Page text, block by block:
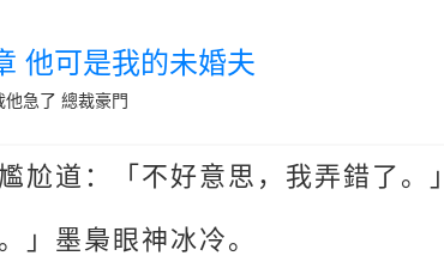
他可是我的未婚夫
他急了 總裁豪門
尬道：「不好意思，我弄錯了。」
。」墨梟眼神冰冷。